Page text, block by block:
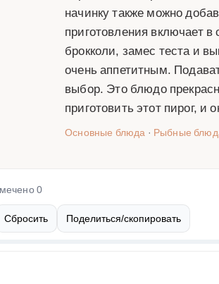
начинку также можно
приготовления включает
брокколи, замес теста и
очень аппетитным.
выбор. Это блюдо
приготовить этот пирог,
Основные блюда · Рыбные
0
Сбросить Поделиться/скопировать